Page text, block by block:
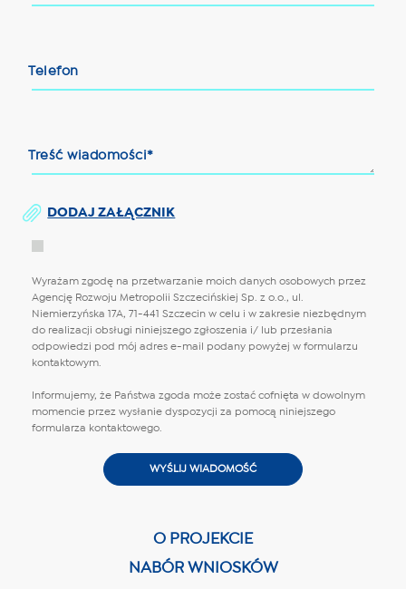
O PROJEKCIE
NABÓR WNIOSKÓW
Telefon
Treść wiadomości*
DODAJ ZAŁĄCZNIK
Wyrażam zgodę na przetwarzanie moich danych osobowych przez
Agencję Rozwoju Metropolii Szczecińskiej Sp. z o.o., ul.
Niemierzyńska 17A, 71-441 Szczecin w celu i w zakresie niezbędnym
do realizacji obsługi niniejszego zgłoszenia i/ lub przesłania
odpowiedzi pod mój adres e-mail podany powyżej w formularzu
kontaktowym.
Informujemy, że Państwa zgoda może zostać cofnięta w dowolnym
momencie przez wysłanie dyspozycji za pomocą niniejszego
formularza kontaktowego.